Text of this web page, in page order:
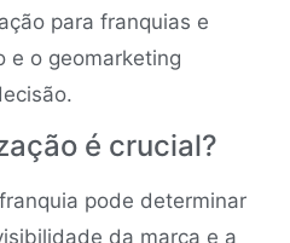
para franquias e
e o geomarketing
é crucial?
pode determinar
da marca e a